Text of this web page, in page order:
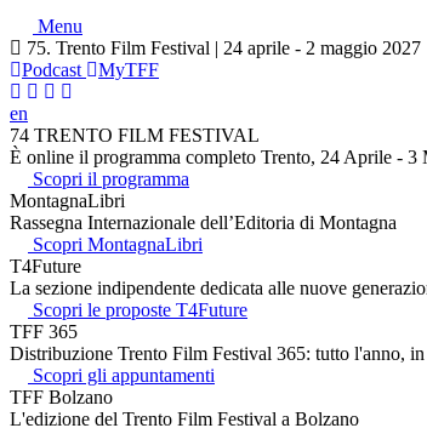
Menu
75. Trento Film Festival | 24 aprile - 2 maggio 2027
Podcast
MyTFF
en
74 TRENTO FILM FESTIVAL
È online il programma completo Trento, 24 Aprile - 3
Scopri il programma
MontagnaLibri
Rassegna Internazionale dell’Editoria di Montagna
Scopri MontagnaLibri
T4Future
La sezione indipendente dedicata alle nuove
Scopri le proposte T4Future
TFF 365
Distribuzione Trento Film Festival 365: tutto l'anno,
Scopri gli appuntamenti
TFF Bolzano
L'edizione del Trento Film Festival a Bolzano